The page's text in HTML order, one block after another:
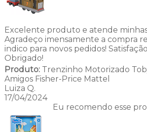
Excelente produto e atende
Agradeço imensamente a compra
indico para novos pedidos!
Obrigado!
Produto:Trenzinho Motorizado
Amigos Fisher-Price Mattel
Luiza Q.
17/04/2024
Eu recomendo esse